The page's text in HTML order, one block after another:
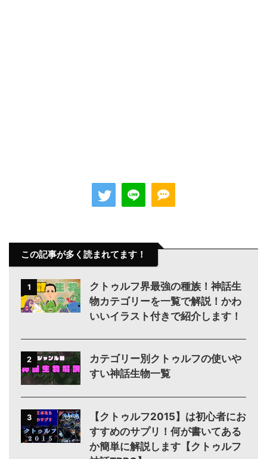
この記事が多く読まれてます！
1
クトゥルフ界最強の種族！神話生
物カテゴリーを一覧で解説！かわ
いいイラスト付きで紹介します！
2
カテゴリー別クトゥルフの使いや
すい神話生物一覧
3
【クトゥルフ2015】は初心者にお
すすめのサプリ！何が書いてある
か簡単に解説します【クトゥルフ